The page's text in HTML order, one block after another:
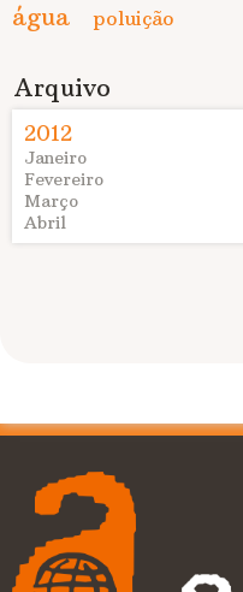
água poluição
Arquivo
2012
Janeiro
Fevereiro
Março
Abril